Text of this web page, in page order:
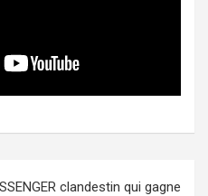
clandestin qui gagne